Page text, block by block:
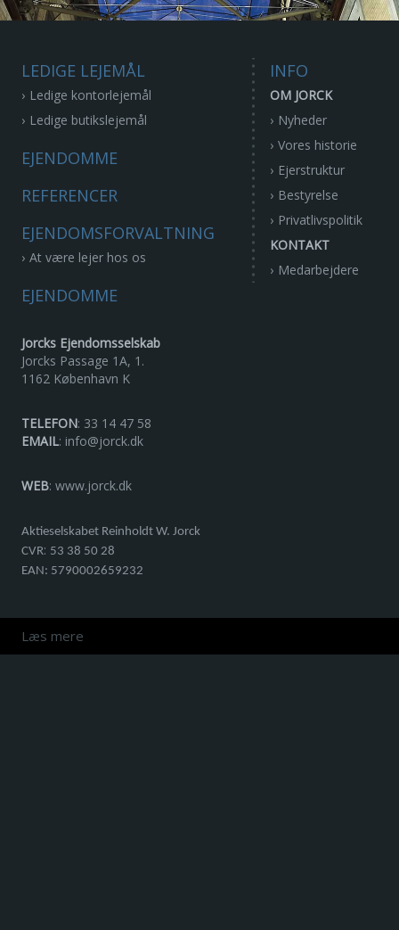
LEDIGE LEJEMÅL
Ledige kontorlejemål
Ledige butikslejemål
EJENDOMME
REFERENCER
EJENDOMSFORVALTNING
At være lejer hos os
EJENDOMME
INFO
OM JORCK
Nyheder
Vores historie
Ejerstruktur
Bestyrelse
Privatlivspolitik
KONTAKT
Medarbejdere
Jorcks Ejendomsselskab
Jorcks Passage 1A, 1.
1162 København K
TELEFON: 33 14 47 58
EMAIL: info@jorck.dk
WEB: www.jorck.dk
Aktieselskabet Reinholdt W. Jorck
CVR: 53 38 50 28
EAN: 5790002659232
Læs mere